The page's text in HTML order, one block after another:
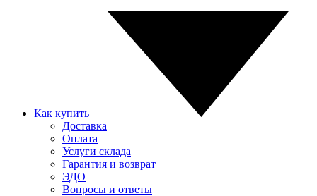
Как купить
Доставка
Оплата
Услуги склада
Гарантия и возврат
ЭДО
Вопросы и ответы